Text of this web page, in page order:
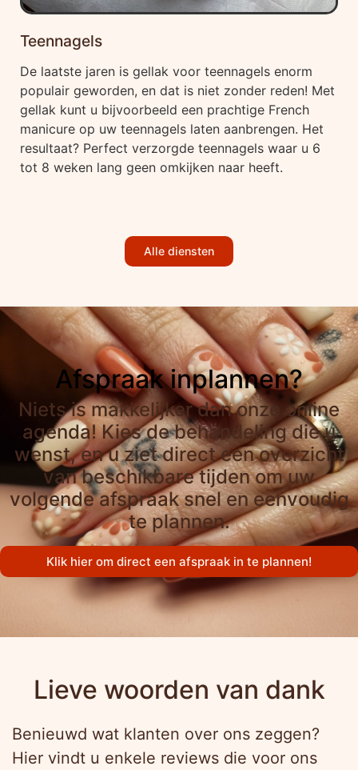
Teennagels
De laatste jaren is gellak voor teennagels enorm
populair geworden, en dat is niet zonder reden! Met
gellak kunt u bijvoorbeeld een prachtige French
manicure op uw teennagels laten aanbrengen. Het
resultaat? Perfect verzorgde teennagels waar u 6
tot 8 weken lang geen omkijken naar heeft.
Alle diensten
Afspraak inplannen?
Niets is makkelijker dan onze online
agenda! Kies de behandeling die u
wenst, en u ziet direct een overzicht
van beschikbare tijden om uw
volgende afspraak snel en eenvoudig
te plannen.
Klik hier om direct een afspraak in te plannen!
Lieve woorden van dank
Benieuwd wat klanten over ons zeggen?
Hier vindt u enkele reviews die voor ons